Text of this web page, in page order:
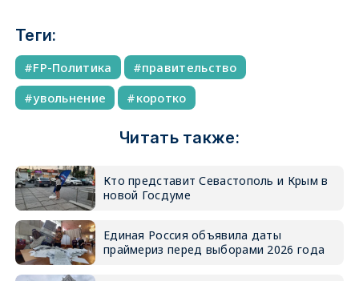
Теги:
FP-Политика
правительство
увольнение
коротко
Читать также:
Кто представит Севастополь и Крым в
новой Госдуме
Единая Россия объявила даты
праймериз перед выборами 2026 года